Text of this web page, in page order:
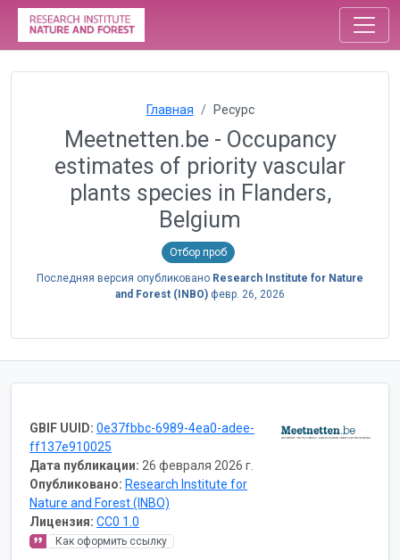
Главная Ресурс
Meetnetten.be - Occupancy
estimates of priority vascular
plants species in Flanders,
Belgium
Отбор проб
Последняя версия опубликовано Research Institute for Nature
and Forest (INBO) февр. 26, 2026
GBIF UUID: 0e37fbbc-6989-4ea0-adee-
ff137e910025
Дата публикации: 26 февраля 2026 г.
Опубликовано: Research Institute for
Nature and Forest (INBO)
Лицензия: CC0 1.0
Как оформить ссылку